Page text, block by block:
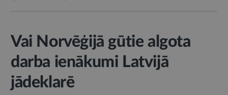
Vai Norvēģijā gūtie algota
darba ienākumi Latvijā
jādeklarē